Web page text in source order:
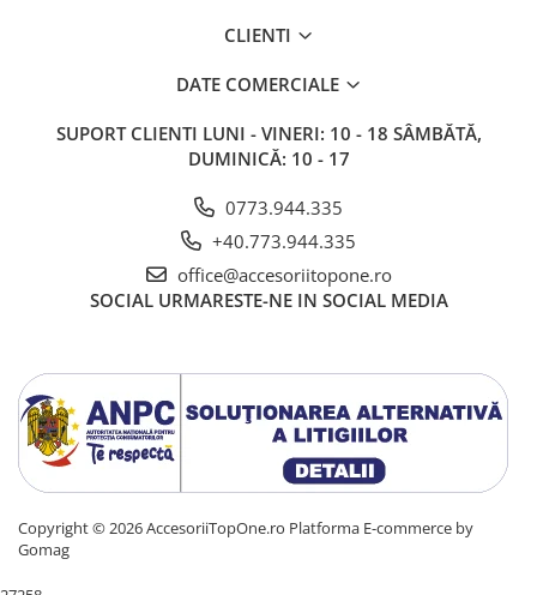
CLIENTI
DATE COMERCIALE
SUPORT CLIENTI LUNI - VINERI: 10 - 18 SÂMBĂTĂ,
DUMINICĂ: 10 - 17
0773.944.335
+40.773.944.335
office@accesoriitopone.ro
SOCIAL URMARESTE-NE IN SOCIAL MEDIA
Copyright © 2026 AccesoriiTopOne.ro Platforma E-commerce by
Gomag